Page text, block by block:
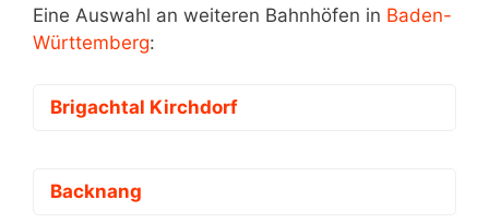
Eine Auswahl an weiteren Bahnhöfen in Baden-
Württemberg:
Brigachtal Kirchdorf
Backnang